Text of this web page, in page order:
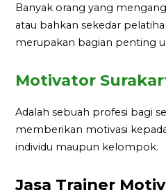
Banyak orang yang
atau bahkan sekedar
merupakan bagian penting
Motivator
Adalah sebuah profesi bagi
memberikan motivasi
individu maupun kelompok.
Jasa Trainer